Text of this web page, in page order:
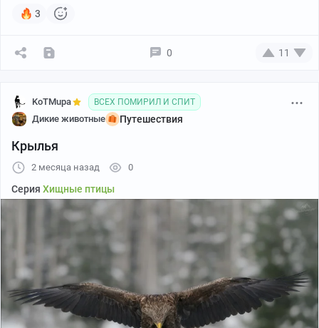
3
0 11
KoTMupa ВСЕХ ПОМИРИЛ И СПИТ
Дикие животные Путешествия
Крылья
2 месяца назад 0
Серия Хищные птицы